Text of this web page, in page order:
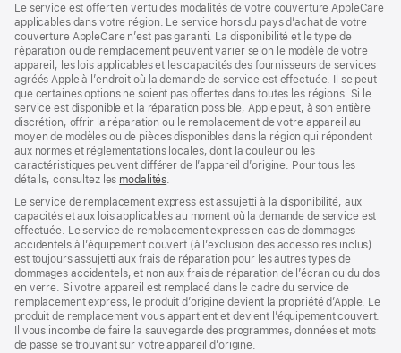
Le service est offert en vertu des modalités de votre couverture AppleCare
applicables dans votre région. Le service hors du pays d’achat de votre
couverture AppleCare n’est pas garanti. La disponibilité et le type de
réparation ou de remplacement peuvent varier selon le modèle de votre
appareil, les lois applicables et les capacités des fournisseurs de services
agréés Apple à l’endroit où la demande de service est effectuée. Il se peut
que certaines options ne soient pas offertes dans toutes les régions. Si le
service est disponible et la réparation possible, Apple peut, à son entière
discrétion, offrir la réparation ou le remplacement de votre appareil au
moyen de modèles ou de pièces disponibles dans la région qui répondent
aux normes et réglementations locales, dont la couleur ou les
caractéristiques peuvent différer de l’appareil d’origine. Pour tous les
détails, consultez les modalités
une
nouvelle
fenêtre)
Le service de remplacement express est assujetti à la disponibilité, aux
capacités et aux lois applicables au moment où la demande de service est
effectuée. Le service de remplacement express en cas de dommages
accidentels à l’équipement couvert (à l’exclusion des accessoires inclus)
est toujours assujetti aux frais de réparation pour les autres types de
dommages accidentels, et non aux frais de réparation de l’écran ou du dos
en verre. Si votre appareil est remplacé dans le cadre du service de
remplacement express, le produit d’origine devient la propriété d’Apple. Le
produit de remplacement vous appartient et devient l’équipement couvert.
Il vous incombe de faire la sauvegarde des programmes, données et mots
de passe se trouvant sur votre appareil d’origine.